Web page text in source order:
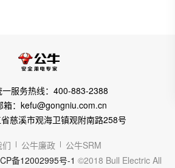
一服务热线：400-883-2388
箱：kefu@gongniu.com.cn
慈溪市观海卫镇观附南路258号
公牛廉政
公牛SRM
备12002995号-1 ©2018 Bull Electric All